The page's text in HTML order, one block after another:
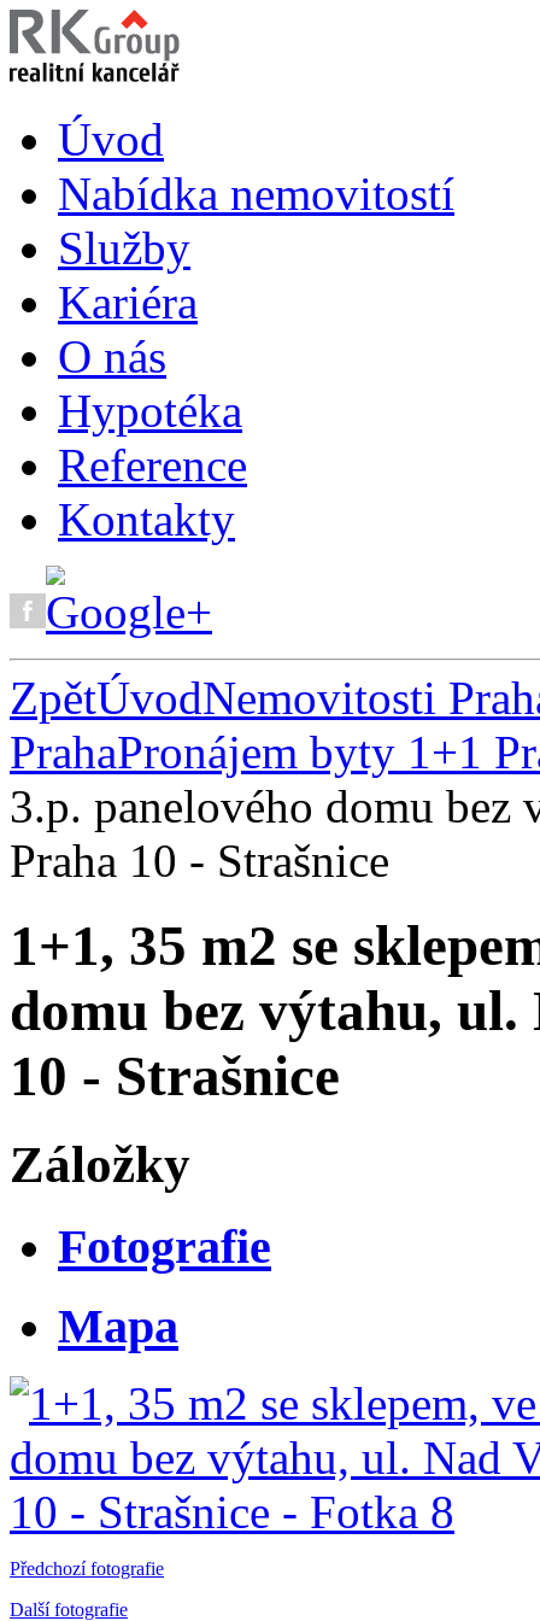
Úvod
Nabídka nemovitostí
Služby
Kariéra
O nás
Hypotéka
Reference
Kontakty
ZpětÚvodNemovitosti
PrahaPronájem byty 1+1
3.p. panelového domu bez
Praha 10 - Strašnice
1+1, 35 m2 se
domu bez výtahu, ul.
10 - Strašnice
Záložky
Fotografie
Mapa
Předchozí fotografie
Další fotografie